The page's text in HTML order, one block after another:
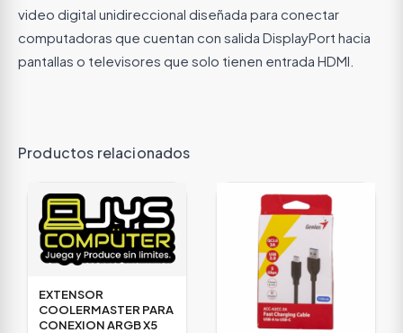
video digital unidireccional diseñada para conectar
computadoras que cuentan con salida DisplayPort hacia
pantallas o televisores que solo tienen entrada HDMI.
Productos relacionados
EXTENSOR
COOLERMASTER PARA
CONEXION ARGB X5